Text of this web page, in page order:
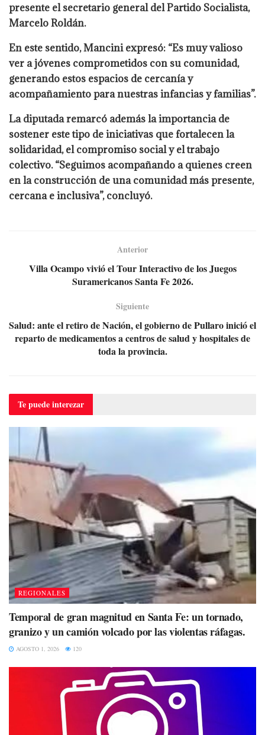
presente el secretario general del Partido Socialista,
Marcelo Roldán.
En este sentido, Mancini expresó: “Es muy valioso
ver a jóvenes comprometidos con su comunidad,
generando estos espacios de cercanía y
acompañamiento para nuestras infancias y familias”.
La diputada remarcó además la importancia de
sostener este tipo de iniciativas que fortalecen la
solidaridad, el compromiso social y el trabajo
colectivo. “Seguimos acompañando a quienes creen
en la construcción de una comunidad más presente,
cercana e inclusiva”, concluyó.
Anterior
Villa Ocampo vivió el Tour Interactivo de los Juegos
Suramericanos Santa Fe 2026.
Siguiente
Salud: ante el retiro de Nación, el gobierno de Pullaro inició el
reparto de medicamentos a centros de salud y hospitales de
toda la provincia.
Te puedeinterezar
REGIONALES
Temporal de gran magnitud en Santa Fe: un tornado,
granizo y un camión volcado por las violentas ráfagas.
AGOSTO 1, 2026 120